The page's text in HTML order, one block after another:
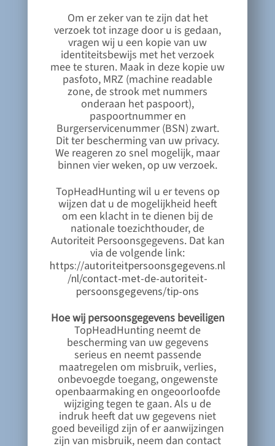
Om er zeker van te zijn dat het
verzoek tot inzage door u is gedaan,
vragen wij u een kopie van uw
identiteitsbewijs met het verzoek
mee te sturen. Maak in deze kopie uw
pasfoto, MRZ (machine readable
zone, de strook met nummers
onderaan het paspoort),
paspoortnummer en
Burgerservicenummer (BSN) zwart.
Dit ter bescherming van uw privacy.
We reageren zo snel mogelijk, maar
binnen vier weken, op uw verzoek.
TopHeadHunting wil u er tevens op
wijzen dat u de mogelijkheid heeft
om een klacht in te dienen bij de
nationale toezichthouder, de
Autoriteit Persoonsgegevens. Dat kan
via de volgende link:
https://autoriteitpersoonsgegevens.nl
/nl/contact-met-de-autoriteit-
persoonsgegevens/tip-ons
Hoe wij persoonsgegevens beveiligen
TopHeadHunting neemt de
bescherming van uw gegevens
serieus en neemt passende
maatregelen om misbruik, verlies,
onbevoegde toegang, ongewenste
openbaarmaking en ongeoorloofde
wijziging tegen te gaan. Als u de
indruk heeft dat uw gegevens niet
goed beveiligd zijn of er aanwijzingen
zijn van misbruik, neem dan contact